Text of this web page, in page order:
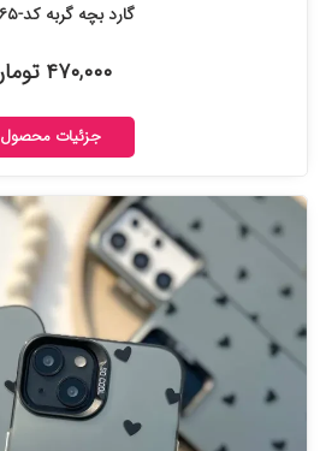
گارد بچه گربه کد-۱۲۲۸۶۵
۴۷۰,۰۰۰ تومان
جزئیات محصول